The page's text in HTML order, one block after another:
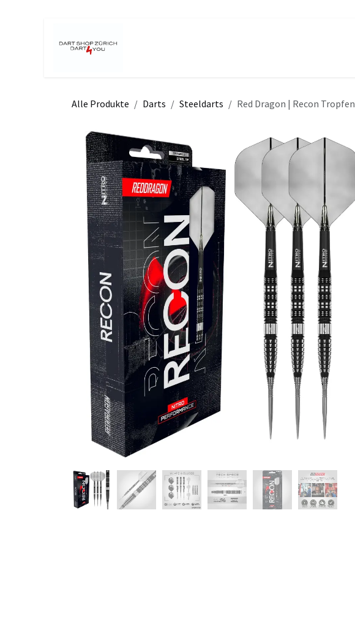
Alle Produkte Darts Steeldarts Red Dragon | Recon Tropfen